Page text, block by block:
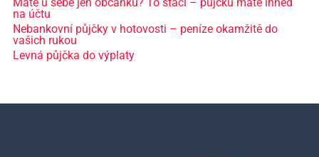
na účtu
Nebankovní půjčky v hotovosti – peníze okamžitě do
vašich rukou
Levná půjčka do výplaty